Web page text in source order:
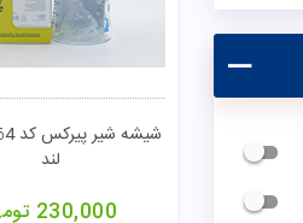
لند
230,000 تومان